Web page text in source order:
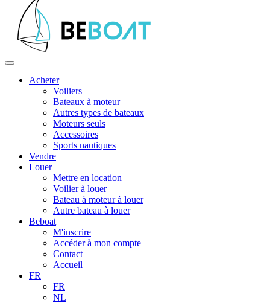
Acheter
Voiliers
Bateaux à moteur
Autres types de bateaux
Moteurs seuls
Accessoires
Sports nautiques
Vendre
Louer
Mettre en location
Voilier à louer
Bateau à moteur à louer
Autre bateau à louer
Beboat
M'inscrire
Accéder à mon compte
Contact
Accueil
FR
FR
NL